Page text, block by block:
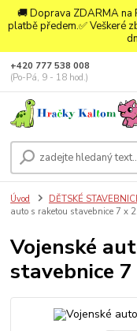
🚚 Doprava ZDARMA na
platbě předem.✅ Veškeré
+420 777 538 008
(Po-Pá, 9 - 18 hod.)
Úvod DĚTSKÉ
auto s raketou stavebnice 7 x
Vojenské
stavebnice